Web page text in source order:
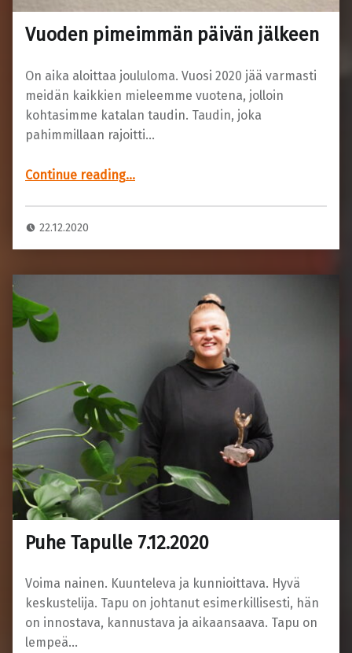
Vuoden pimeimmän päivän jälkeen
On aika aloittaa joululoma. Vuosi 2020 jää varmasti
meidän kaikkien mieleemme vuotena, jolloin
kohtasimme katalan taudin. Taudin, joka
pahimmillaan rajoitti…
Continue reading
“Vuoden pimeimmän päivän jälkeen”
…
22.12.2020
Puhe Tapulle 7.12.2020
Voima nainen. Kuunteleva ja kunnioittava. Hyvä
keskustelija. Tapu on johtanut esimerkillisesti, hän
on innostava, kannustava ja aikaansaava. Tapu on
lempeä…